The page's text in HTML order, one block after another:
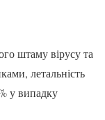
штаму вірусу та
летальність
у випадку